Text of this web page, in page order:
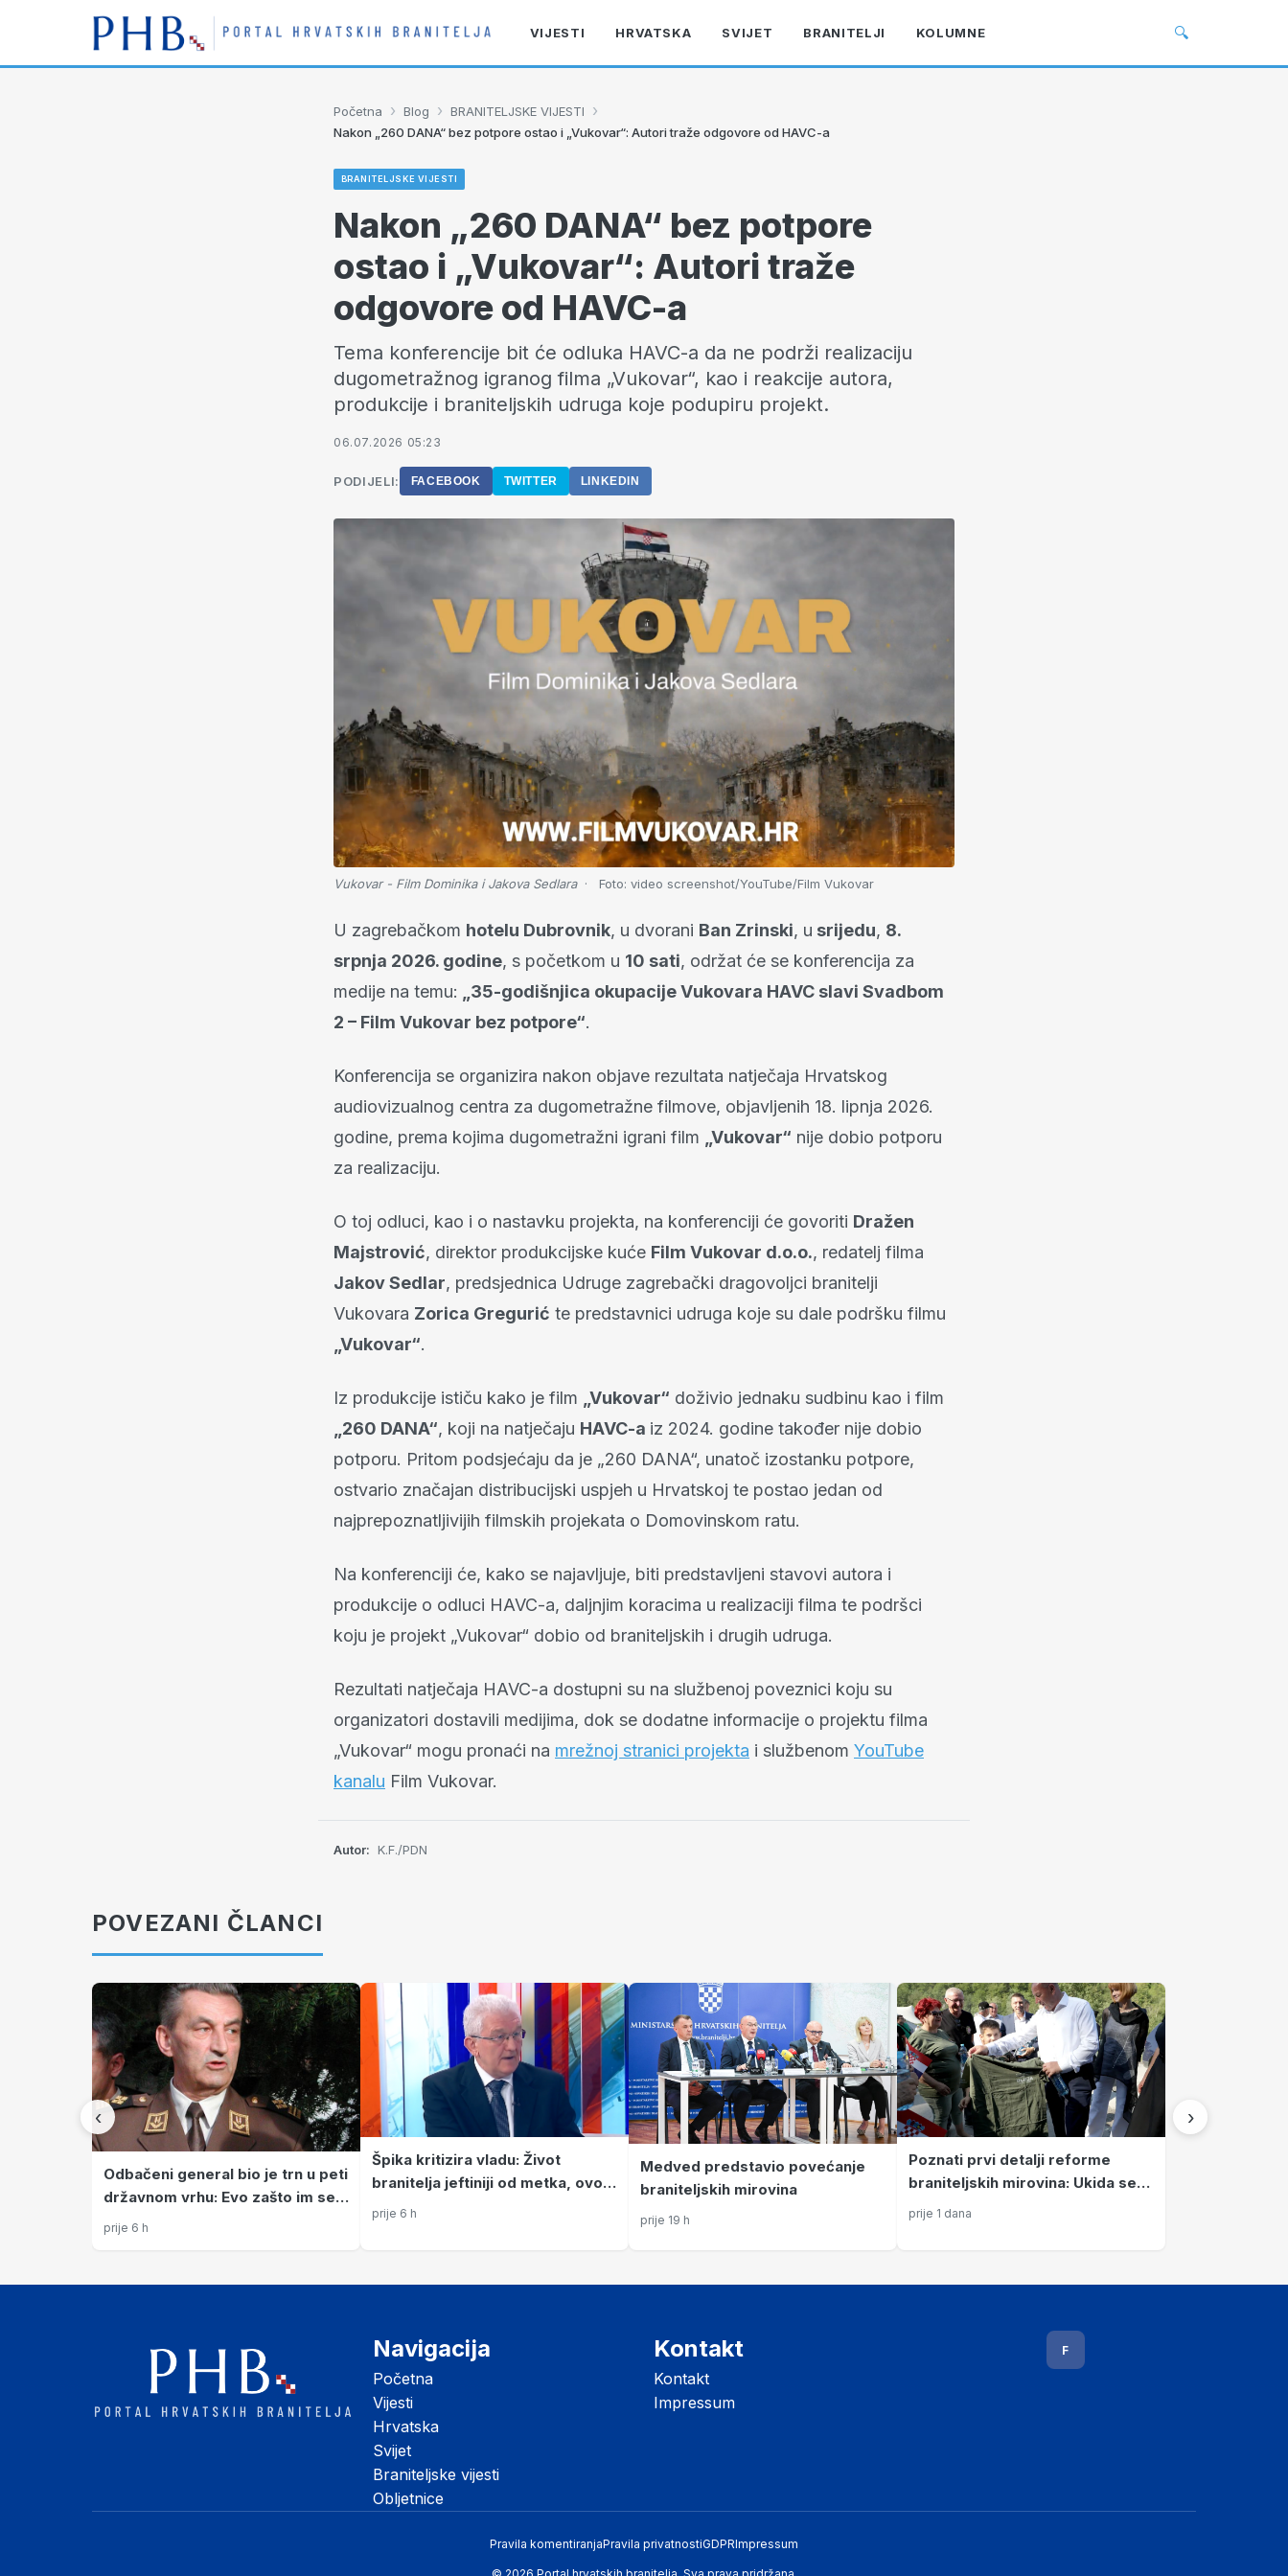
VIJESTI HRVATSKA SVIJET BRANITELJI KOLUMNE 🔍
Početna › Blog › BRANITELJSKE VIJESTI ›
Nakon „260 DANA“ bez potpore ostao i „Vukovar“: Autori traže odgovore od HAVC-a
BRANITELJSKE VIJESTI
Nakon „260 DANA“ bez potpore
ostao i „Vukovar“: Autori traže
odgovore od HAVC-a
Tema konferencije bit će odluka HAVC-a da ne podrži realizaciju
dugometražnog igranog filma „Vukovar“, kao i reakcije autora,
produkcije i braniteljskih udruga koje podupiru projekt.
06.07.2026 05:23
PODIJELI: FACEBOOK TWITTER LINKEDIN
Vukovar - Film Dominika i Jakova Sedlara Foto: video screenshot/YouTube/Film Vukovar
U zagrebačkom hotelu Dubrovnik, u dvorani Ban Zrinski, u srijedu, 8.
srpnja 2026. godine, s početkom u 10 sati, održat će se konferencija za
medije na temu: „35-godišnjica okupacije Vukovara HAVC slavi Svadbom
2 – Film Vukovar bez potpore“.
Konferencija se organizira nakon objave rezultata natječaja Hrvatskog
audiovizualnog centra za dugometražne filmove, objavljenih 18. lipnja 2026.
godine, prema kojima dugometražni igrani film
„Vukovar“ nije dobio potporu
za realizaciju.
O toj odluci, kao i o nastavku projekta, na konferenciji će govoriti Dražen
Majstrović, direktor produkcijske kuće Film Vukovar d.o.o., redatelj filma
Jakov Sedlar, predsjednica Udruge zagrebački dragovoljci branitelji
Vukovara Zorica Gregurić te predstavnici udruga koje su dale podršku filmu
„Vukovar“.
Iz produkcije ističu kako je film „Vukovar“ doživio jednaku sudbinu kao i film
„260 DANA“, koji na natječaju HAVC-a iz 2024. godine također nije dobio
potporu. Pritom podsjećaju da je „260 DANA“, unatoč izostanku potpore,
ostvario značajan distribucijski uspjeh u Hrvatskoj te postao jedan od
najprepoznatljivijih filmskih projekata o Domovinskom ratu.
Na konferenciji će, kako se najavljuje, biti predstavljeni stavovi autora i
produkcije o odluci HAVC-a, daljnjim koracima u realizaciji filma te podršci
koju je projekt „Vukovar“ dobio od braniteljskih i drugih udruga.
Rezultati natječaja HAVC-a dostupni su na službenoj poveznici koju su
organizatori dostavili medijima, dok se dodatne informacije o projektu filma
„Vukovar“ mogu pronaći na mrežnoj stranici projekta i službenom YouTube
kanalu Film Vukovar.
Autor: K.F./PDN
POVEZANI ČLANCI
‹
Odbačeni general bio je trn u peti
državnom vrhu: Evo zašto im se
Stipetić zamjerio
prije 6 h
Špika kritizira vladu: Život
branitelja jeftiniji od metka, ovo
je nova vladina farsa
prije 6 h
Medved predstavio povećanje
braniteljskih mirovina
prije 19 h
Poznati prvi detalji reforme
braniteljskih mirovina: Ukida se
posljednje umanjenje iz 2002.
prije 1 dana
›
Navigacija
Početna
Vijesti
Hrvatska
Svijet
Braniteljske vijesti
Obljetnice
Kontakt
Kontakt
Impressum
F
Pravila komentiranjaPravila privatnostiGDPRImpressum